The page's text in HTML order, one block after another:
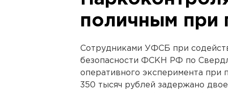
поличным при
Сотрудниками УФСБ при
безопасности ФСКН РФ по
оперативного эксперимента при
350 тысяч рублей задержано